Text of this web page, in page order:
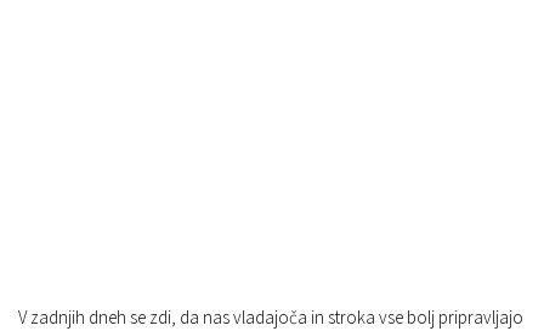
V zadnjih dneh se zdi, da nas vladajoča in stroka vse bolj pripravljajo